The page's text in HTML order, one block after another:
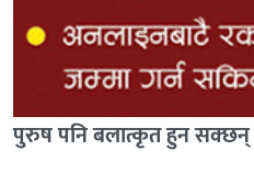
पुरुष पनि बलात्कृत हुन सक्छन्